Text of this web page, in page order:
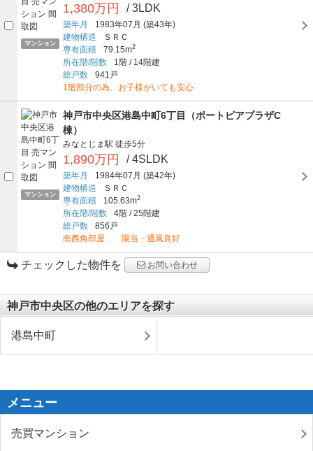
マンション
1,380万円 / 3LDK
築年月 1983年07月 (築43年)
建物構造
ＳＲＣ
専有面積
79.15m2
所在階/階数 1階 /14階建
総戸数
941戸
1階部分の為、お子様がいても安心
マンション
神戸市中央区港島中町6丁目（ポートピアプラザC
棟）
みなとじま駅 徒歩5分
1,890万円 / 4SLDK
築年月 1984年07月 (築42年)
建物構造
ＳＲＣ
専有面積
105.63m2
所在階/階数 4階 /25階建
総戸数
856戸
南西角部屋 陽当・通風良好
チェックした物件を お問い合わせ
神戸市中央区の他のエリアを探す
港島中町
メニュー
売買マンション